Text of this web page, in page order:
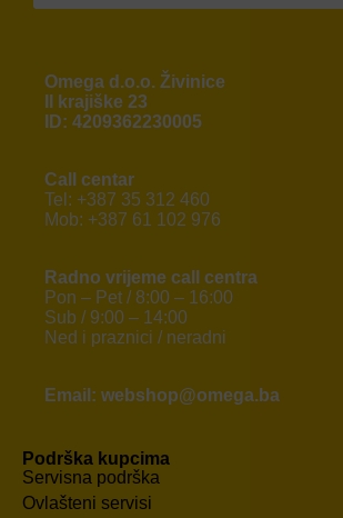
Omega d.o.o. Živinice
II krajiške 23
ID: 4209362230005
Call centar
Tel: +387 35 312 460
Mob: +387 61 102 976
Radno vrijeme call centra
Pon – Pet / 8:00 – 16:00
Sub / 9:00 – 14:00
Ned i praznici / neradni
Email: webshop@omega.ba
Podrška kupcima
Servisna podrška
Ovlašteni servisi